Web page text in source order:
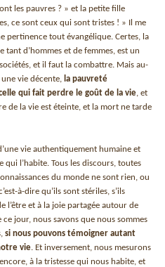
les pauvres ? » et la petite fille
ce sont ceux qui sont tristes ! » Il me
pertinence tout évangélique. Certes, la
d’hommes et de femmes, est un
et il faut la combattre. Mais au-
vie décente,
la pauvreté
qui fait perdre le goût de la vie , et
de la vie est éteinte, et la mort ne tarde
vie authentiquement humaine et
qui l’habite. Tous les discours, toutes
du monde ne sont rien, ou
à-dire qu’ils sont stériles, s’ils
l’être et à la joie partagée autour de
ce jour, nous savons que nous sommes
si nous pouvons témoigner autant
vie . Et inversement, nous mesurons
à la tristesse qui nous habite, et